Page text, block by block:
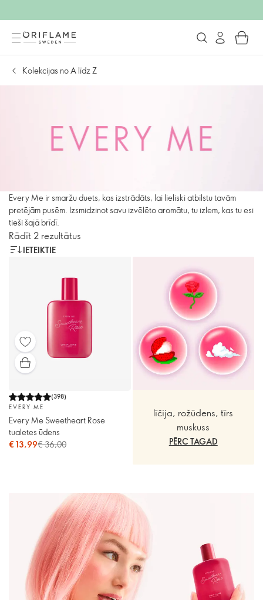
Kolekcijas no A līdz Z
Every Me ir smaržu duets, kas izstrādāts, lai lieliski atbilstu tavām
pretējām pusēm. Izsmidzinot savu izvēlēto aromātu, tu izlem, kas tu esi
tieši šajā brīdī.
Rādīt 2 rezultātus
IETEIKTIE
(398)
EVERY ME
Every Me Sweetheart Rose
tualetes ūdens
€ 13,99€ 36,00
līčija, rožūdens, tīrs
muskuss
PĒRC TAGAD